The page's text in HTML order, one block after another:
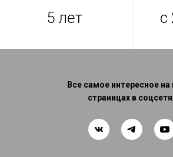
5 лет с
Все самое интересное на
страницах в